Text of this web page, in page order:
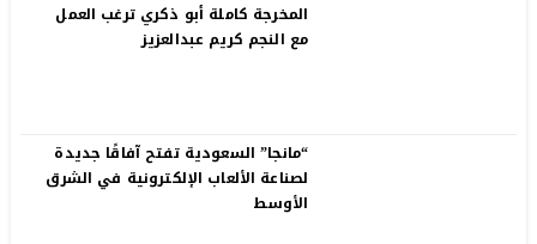
المخرجة كاملة أبو ذكري ترغب العمل
مع النجم كريم عبدالعزيز
“مانجا” السعودية تفتح آفاقًا جديدة
لصناعة الألعاب الإلكترونية في الشرق
الأوسط